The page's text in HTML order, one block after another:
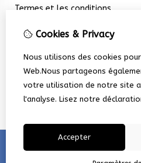
Termes et les conditions
Promotions
Service client
Retour de marchandise
Cookies & Privacy
Nous utilisons des cookies
Web.Nous partageons
votre utilisation de notre site
l'analyse. Lisez notre
Accepter